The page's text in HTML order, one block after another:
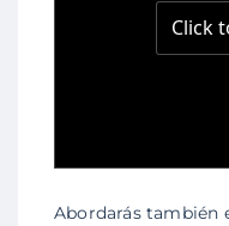
Abordarás también